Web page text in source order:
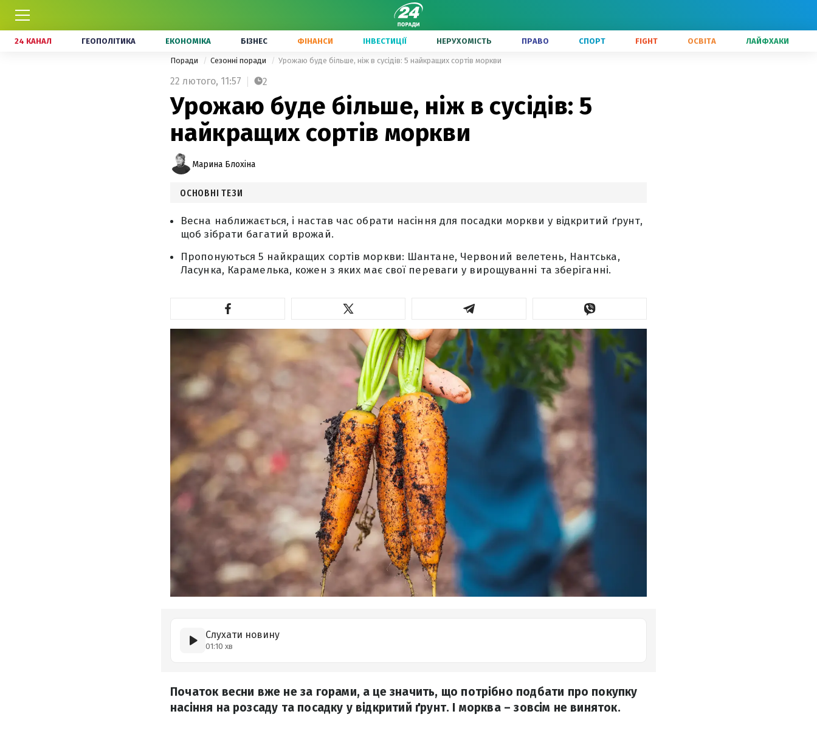
24 КАНАЛ ГЕОПОЛІТИКА ЕКОНОМІКА БІЗНЕС ФІНАНСИ ІНВЕСТИЦІЇ НЕРУХОМІСТЬ ПРАВО СПОРТ FIGHT ОСВІТА ЛАЙФХАКИ
Поради Сезонні поради Урожаю буде більше, ніж в сусідів: 5 найкращих сортів моркви
22 лютого, 11:57 2
Урожаю буде більше, ніж в сусідів: 5
найкращих сортів моркви
Марина Блохіна
ОСНОВНІ ТЕЗИ
Весна наближається, і настав час обрати насіння для посадки моркви у відкритий ґрунт,
щоб зібрати багатий врожай.
Пропонуються 5 найкращих сортів моркви: Шантане, Червоний велетень, Нантська,
Ласунка, Карамелька, кожен з яких має свої переваги у вирощуванні та зберіганні.
Слухати новину
01:10 хв
Початок весни вже не за горами, а це значить, що потрібно подбати про покупку
насіння на розсаду та посадку у відкритий ґрунт. І морква – зовсім не виняток.